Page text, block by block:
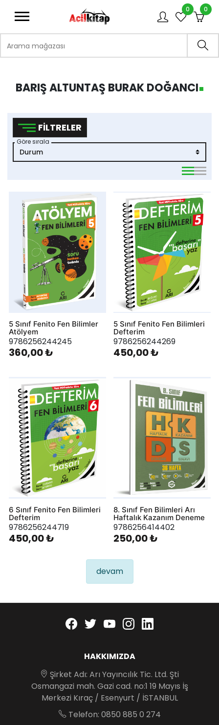
0 0
BARIŞ ALTUNTAŞ BURAK DOĞANCI
FILTRELER
Göre sırala
5 Sınıf Fenito Fen Bilimler
Atölyem
9786256244245
360,00 ₺
5 Sınıf Fenito Fen Bilimleri
Defterim
9786256244269
450,00 ₺
6 Sınıf Fenito Fen Bilimleri
Defterim
9786256244719
450,00 ₺
8. Sınıf Fen Bilimleri Arı
Haftalık Kazanım Deneme
9786256414402
250,00 ₺
devam
Facebook
twitteryoutubeinstagram
HAKKIMIZDA
Şirket Adı: Arı Yayıncılık Tic. Ltd. Şti
Osmangazi mah. Gazi cad. no:1 19 Mayıs İş
Merkezi Kıraç / Esenyurt / İSTANBUL
Telefon: 0850 885 0 274